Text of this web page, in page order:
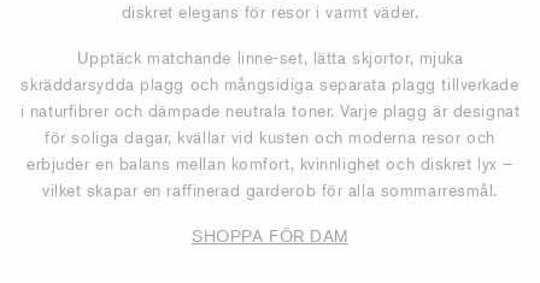
diskret elegans för resor i varmt väder.
Upptäck matchande linne-set, lätta skjortor, mjuka
skräddarsydda plagg och mångsidiga separata plagg tillverkade
i naturfibrer och dämpade neutrala toner. Varje plagg är designat
för soliga dagar, kvällar vid kusten och moderna resor och
erbjuder en balans mellan komfort, kvinnlighet och diskret lyx –
vilket skapar en raffinerad garderob för alla sommarresmål.
SHOPPA FÖR DAM